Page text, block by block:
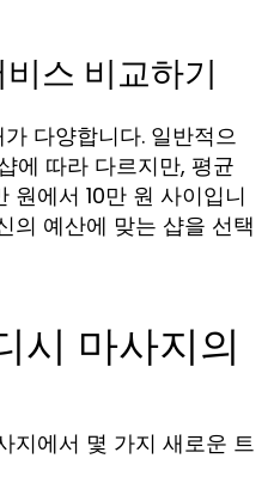
스 비교하기
다양합니다. 일반적으
에 따라 다르지만, 평균
에서 10만 원 사이입니
의 예산에 맞는 샵을 선택
시 마사지의
지에서 몇 가지 새로운 트